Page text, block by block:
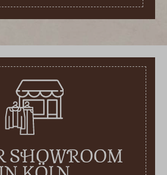
SHOWROOM